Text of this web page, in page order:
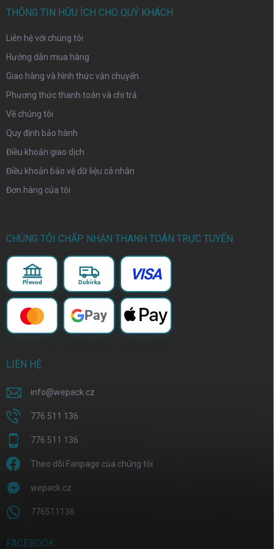
THÔNG TIN HỮU ÍCH CHO QUÝ KHÁCH
Liên hệ với chúng tôi
Hướng dẫn mua hàng
Giao hàng và hình thức vận chuyển
Phương thức thanh toán và chi trả
Về chúng tôi
Quy định bảo hành
Điều khoản giao dịch
Điều khoản bảo vệ dữ liệu cá nhân
Đơn hàng của tôi
CHÚNG TÔI CHẤP NHẬN THANH TOÁN TRỰC TUYẾN
Převod Dobírka VISA
Pay
LIÊN HỆ
info@wepack.cz
776 511 136
776 511 136
Theo dõi Fanpage của chúng tôi
wepack.cz
776511136
FACEBOOK